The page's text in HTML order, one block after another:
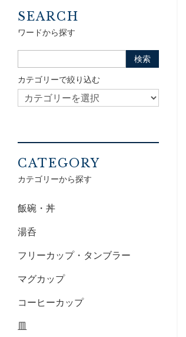
SEARCH
ワードから探す
カテゴリーで絞り込む
CATEGORY
カテゴリーから探す
飯碗・丼
湯呑
フリーカップ・タンブラー
マグカップ
コーヒーカップ
皿